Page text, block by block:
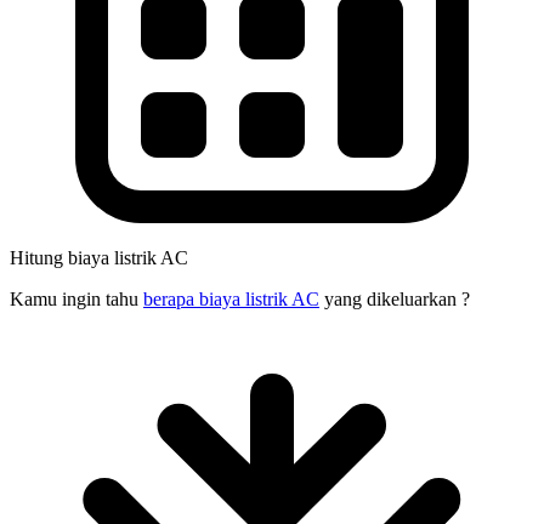
Hitung biaya listrik AC
Kamu ingin tahu berapa biaya listrik AC yang dikeluarkan ?